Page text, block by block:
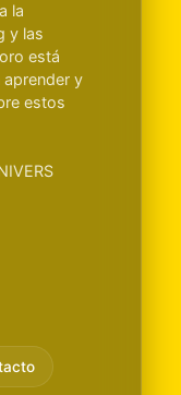
la
y las
está
aprender y
estos